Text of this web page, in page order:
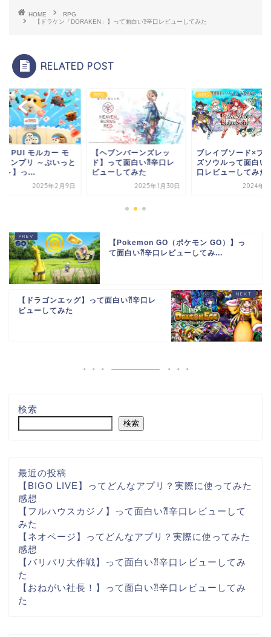
HOME
RPG
【ドラケン「DORAKEN」】って面白い⁈辛口レビューしてみた
RELATED POST
ブンバーンズレッ
って面白い⁈辛口レ
してみた
2025年1月30日
RPG
ブレイブソード×ブレイ
ズソウルって面白い⁈辛
口レビューしてみた
2024年6月4日
RPG
【PUI PUI モルカー
ルグランプリ ～ぷ
RPG～】っ...
2025年2
【Pokemon GO（ポケモン GO）】っ
て面白い⁈辛口レビューしてみ...
【ドラゴンエッグ】って面白い⁈辛口レ
ビューしてみた
検索
検索
最近の投稿
【BIGO LIVE】ってどんなアプリ？実際に使ってみた
感想
【フルハウスカジノ】って面白い⁈辛口レビューして
みた
【ネオページ】ってどんなアプリ？実際に使ってみた
感想
【バリバリ大作戦】って面白い⁈辛口レビューしてみ
た
【おねがい社長！】って面白い⁈辛口レビューしてみ
た